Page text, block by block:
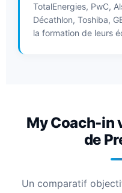
TotalEnergies, PwC,
Décathlon, Toshiba,
la formation de leurs
My Coach-in
de
Un comparatif